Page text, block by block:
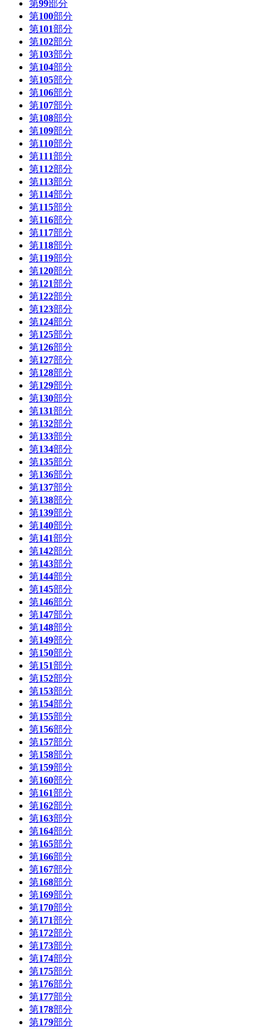
第99部分
第100部分
第101部分
第102部分
第103部分
第104部分
第105部分
第106部分
第107部分
第108部分
第109部分
第110部分
第111部分
第112部分
第113部分
第114部分
第115部分
第116部分
第117部分
第118部分
第119部分
第120部分
第121部分
第122部分
第123部分
第124部分
第125部分
第126部分
第127部分
第128部分
第129部分
第130部分
第131部分
第132部分
第133部分
第134部分
第135部分
第136部分
第137部分
第138部分
第139部分
第140部分
第141部分
第142部分
第143部分
第144部分
第145部分
第146部分
第147部分
第148部分
第149部分
第150部分
第151部分
第152部分
第153部分
第154部分
第155部分
第156部分
第157部分
第158部分
第159部分
第160部分
第161部分
第162部分
第163部分
第164部分
第165部分
第166部分
第167部分
第168部分
第169部分
第170部分
第171部分
第172部分
第173部分
第174部分
第175部分
第176部分
第177部分
第178部分
第179部分